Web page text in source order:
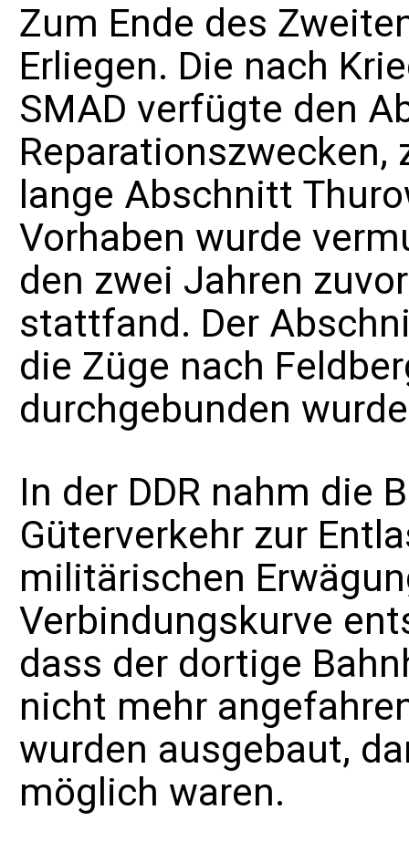
Zum Ende des
Erliegen. Die nach
SMAD verfügte den
Reparationszwecken,
lange Abschnitt
Vorhaben wurde
den zwei Jahren
stattfand. Der
die Züge nach
durchgebunden
In der DDR nahm die
Güterverkehr zur
militärischen
Verbindungskurve
dass der dortige
nicht mehr
wurden ausgebaut,
möglich waren.